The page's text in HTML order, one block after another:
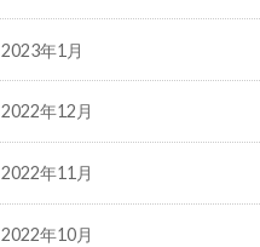
2023年1月
2022年12月
2022年11月
2022年10月